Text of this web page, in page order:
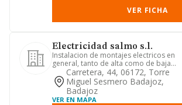
VER FICHA
Electricidad salmo s.l.
Instalacion de montajes electricos en
general, tanto de alta como de baja
tension. construcciones e...
Carretera, 44, 06172, Torre
Miguel Sesmero Badajoz,
Badajoz
VER EN MAPA